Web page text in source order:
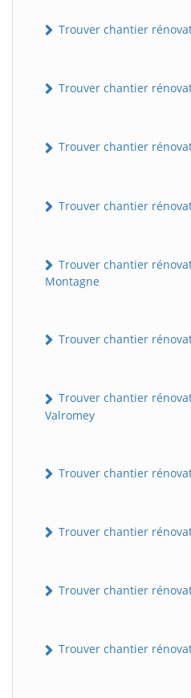
Trouver chantier
Trouver chantier
Trouver chantier
Trouver chantier
Trouver chantier
Montagne
Trouver chantier
Trouver chantier
Valromey
Trouver chantier
Trouver chantier
Trouver chantier
Trouver chantier